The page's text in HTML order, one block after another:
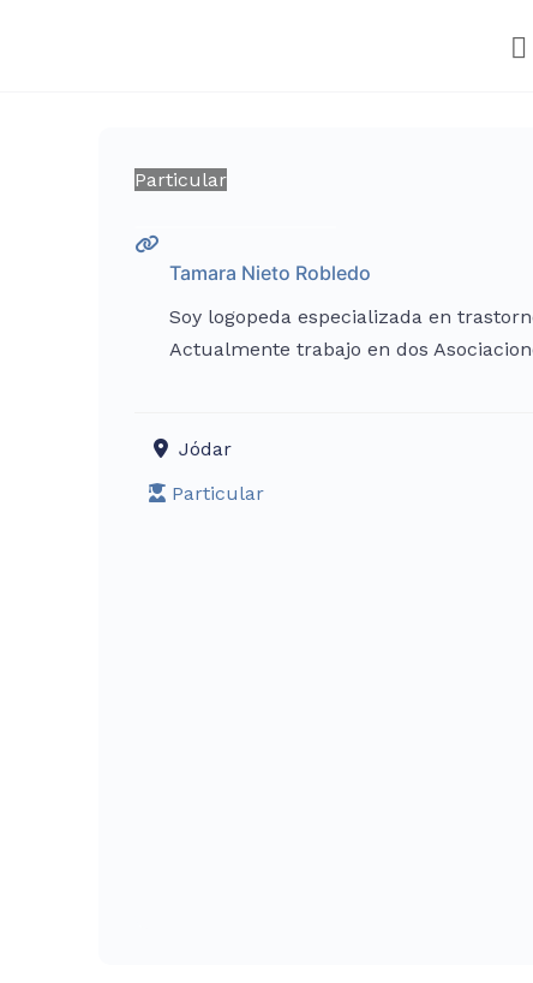
Particular
Tamara Nieto Robledo
Soy logopeda especializada en
Actualmente trabajo en dos
Jódar
Particular